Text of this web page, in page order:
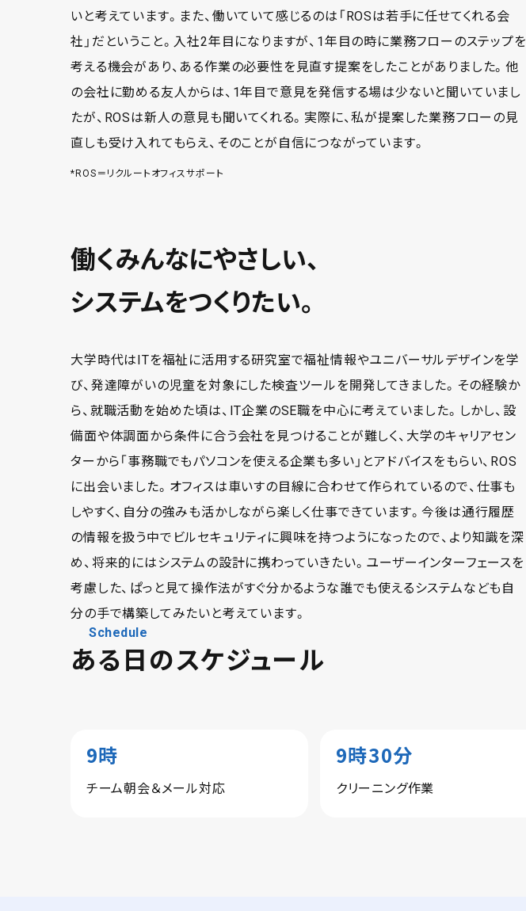
いと考えています。また、働いていて感じるのは「ROSは若手に任せてくれる会
社」だということ。入社2年目になりますが、1年目の時に業務フローのステップを
考える機会があり、ある作業の必要性を見直す提案をしたことがありました。他
の会社に勤める友人からは、1年目で意見を発信する場は少ないと聞いていまし
たが、ROSは新人の意見も聞いてくれる。実際に、私が提案した業務フローの見
直しも受け入れてもらえ、そのことが自信につながっています。
*ROS＝リクルートオフィスサポート
働くみんなにやさしい、
システムをつくりたい。
大学時代はITを福祉に活用する研究室で福祉情報やユニバーサルデザインを学
び、発達障がいの児童を対象にした検査ツールを開発してきました。その経験か
ら、就職活動を始めた頃は、IT企業のSE職を中心に考えていました。しかし、設
備面や体調面から条件に合う会社を見つけることが難しく、大学のキャリアセン
ターから「事務職でもパソコンを使える企業も多い」とアドバイスをもらい、ROS
に出会いました。オフィスは車いすの目線に合わせて作られているので、仕事も
しやすく、自分の強みも活かしながら楽しく仕事できています。今後は通行履歴
の情報を扱う中でビルセキュリティに興味を持つようになったので、より知識を深
め、将来的にはシステムの設計に携わっていきたい。ユーザーインターフェースを
考慮した、ぱっと見て操作法がすぐ分かるような誰でも使えるシステムなども自
分の手で構築してみたいと考えています。
Schedule
ある日のスケジュール
9時
チーム朝会＆メール対応
9時30分
クリーニング作業